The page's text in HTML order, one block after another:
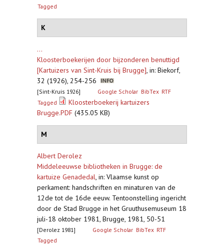
Tagged
K
...
Kloosterboekerijen door bijzonderen benuttigd
[Kartuizers van Sint-Kruis bij Brugge], in: Biekorf,
32 (1926), 254-256
[Sint-Kruis 1926] Google Scholar BibTex RTF
Tagged
Kloosterboekerij kartuizers
Brugge.PDF (435.05 KB)
M
Albert Derolez
Middeleeuwse bibliotheken in Brugge: de
kartuize Genadedal, in: Vlaamse kunst op
perkament: handschriften en minaturen van de
12de tot de 16de eeuw. Tentoonstelling ingericht
door de Stad Brugge in het Gruuthusemuseum 18
juli-18 oktober 1981, Brugge, 1981, 50-51
[Derolez 1981] Google Scholar BibTex RTF
Tagged